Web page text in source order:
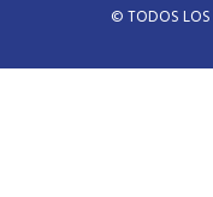
© TODOS LOS